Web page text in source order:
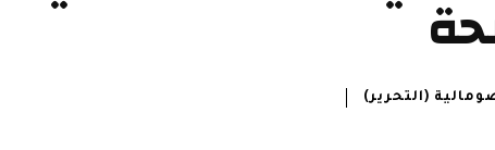
(التحرير)